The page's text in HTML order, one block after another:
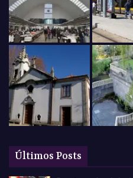
Últimos Posts